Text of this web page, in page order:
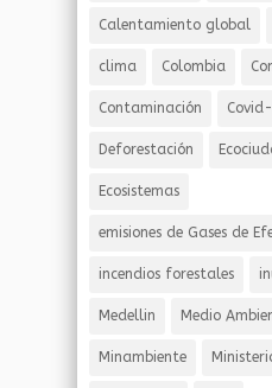
Calentamiento global
clima Colombia
Contaminación
Deforestación
Ecosistemas
emisiones de Gases de
incendios forestales
Medellin Medio
Minambiente